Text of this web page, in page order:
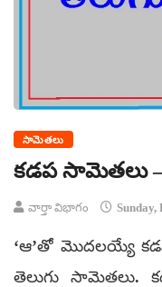
సామెతలు
కడప సామెతలు
వార్తా విభాగం Sunday,
‘ఆ’తో మొదలయ్యే
తెలుగు